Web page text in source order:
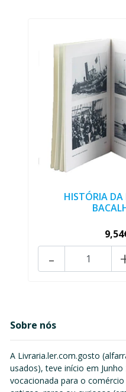
HISTÓRIA DA
-
Sobre nós
A Livraria.ler.com.gosto
usados), teve início em Junho
vocacionada para o comércio